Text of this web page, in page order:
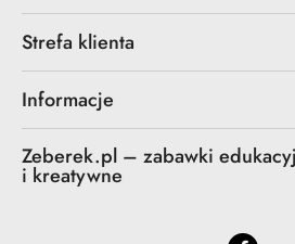
Strefa klienta
Informacje
Zeberek.pl – zabawki
i kreatywne